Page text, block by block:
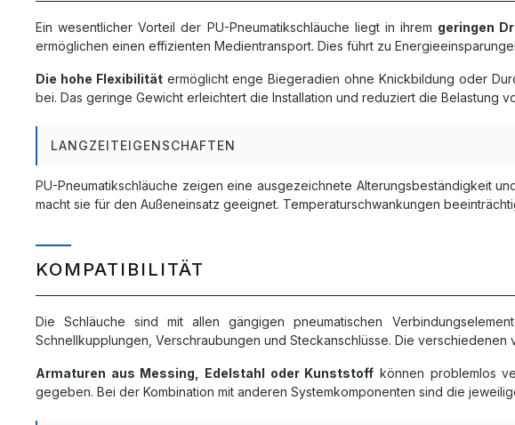
Ein wesentlicher Vorteil der PU-Pneumatikschläuche liegt in ihrem geringen
ermöglichen einen effizienten Medientransport. Dies führt zu
Die hohe Flexibilitätermöglicht enge Biegeradien ohne Knickbildung oder
bei. Das geringe Gewicht erleichtert die Installation und reduziert die Belastung
LANGZEITEIGENSCHAFTEN
PU-Pneumatikschläuche zeigen eine ausgezeichnete Alterungsbeständigkeit
macht sie für den Außeneinsatz geeignet. Temperaturschwankungen
KOMPATIBILITÄT
Die Schläuche sind mit allen gängigen pneumatischen
Schnellkupplungen, Verschraubungen und Steckanschlüsse. Die
Armaturen aus Messing, Edelstahl oder Kunststoff können problemlos
gegeben. Bei der Kombination mit anderen Systemkomponenten sind die